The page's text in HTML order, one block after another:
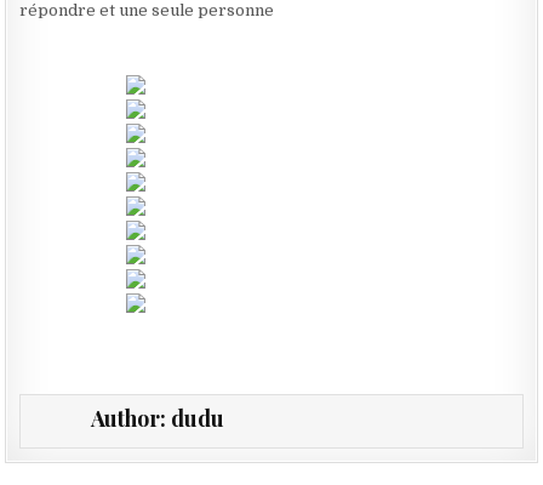
répondre et une seule personne
Author: dudu